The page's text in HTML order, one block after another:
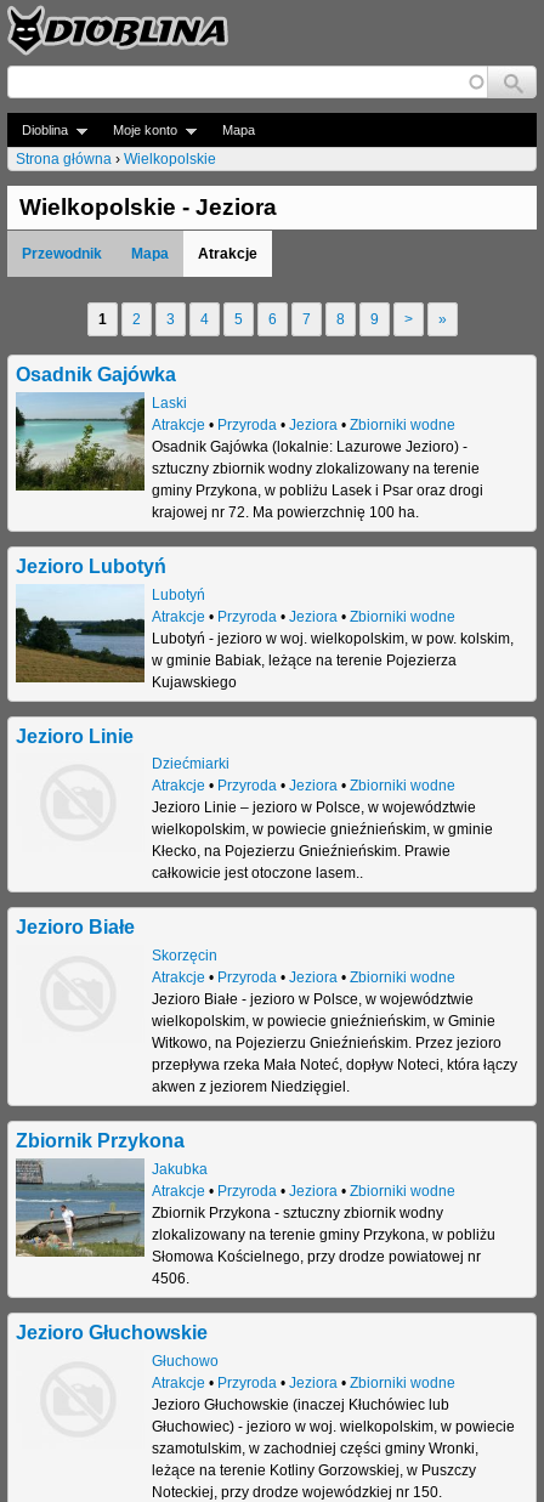
Jump to navigation
Dioblina Moje konto Mapa
J
e
s
ś
t
u
a
j
Strona główna › Wielkopolskie
Wielkopolskie - Jeziora
Przewodnik Mapa Atrakcje
t
o
n
1 2 3 4 5 6 7 8 9 > »
Osadnik Gajówka
Laski
Atrakcje • Przyroda • Jeziora • Zbiorniki wodne
Osadnik Gajówka (lokalnie: Lazurowe Jezioro) -
sztuczny zbiornik wodny zlokalizowany na terenie
gminy Przykona, w pobliżu Lasek i Psar oraz drogi
krajowej nr 72. Ma powierzchnię 100 ha.
Jezioro Lubotyń
Lubotyń
Atrakcje • Przyroda • Jeziora • Zbiorniki wodne
Lubotyń - jezioro w woj. wielkopolskim, w pow. kolskim,
w gminie Babiak, leżące na terenie Pojezierza
Kujawskiego
Jezioro Linie
Dziećmiarki
Atrakcje • Przyroda• Jeziora• Zbiorniki wodne
Jezioro Linie – jezioro w Polsce, w województwie
wielkopolskim, w powiecie gnieźnieńskim, w gminie
Kłecko, na Pojezierzu Gnieźnieńskim. Prawie
całkowicie jest otoczone lasem..
Jezioro Białe
Skorzęcin
Atrakcje • Przyroda• Jeziora• Zbiorniki wodne
Jezioro Białe - jezioro w Polsce, w województwie
wielkopolskim, w powiecie gnieźnieńskim, w Gminie
Witkowo, na Pojezierzu Gnieźnieńskim. Przez jezioro
przepływa rzeka Mała Noteć, dopływ Noteci, która łączy
akwen z jeziorem Niedzięgiel.
Zbiornik Przykona
Jakubka
Atrakcje • Przyroda• Jeziora• Zbiorniki wodne
Zbiornik Przykona - sztuczny zbiornik wodny
zlokalizowany na terenie gminy Przykona, w pobliżu
Słomowa Kościelnego, przy drodze powiatowej nr
4506.
Jezioro Głuchowskie
Głuchowo
Atrakcje • Przyroda• Jeziora• Zbiorniki wodne
Jezioro Głuchowskie (inaczej Kłuchówiec lub
Głuchowiec) - jezioro w woj. wielkopolskim, w powiecie
szamotulskim, w zachodniej części gminy Wronki,
leżące na terenie Kotliny Gorzowskiej, w Puszczy
Noteckiej, przy drodze wojewódzkiej nr 150.